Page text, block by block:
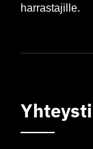
harrastajille.